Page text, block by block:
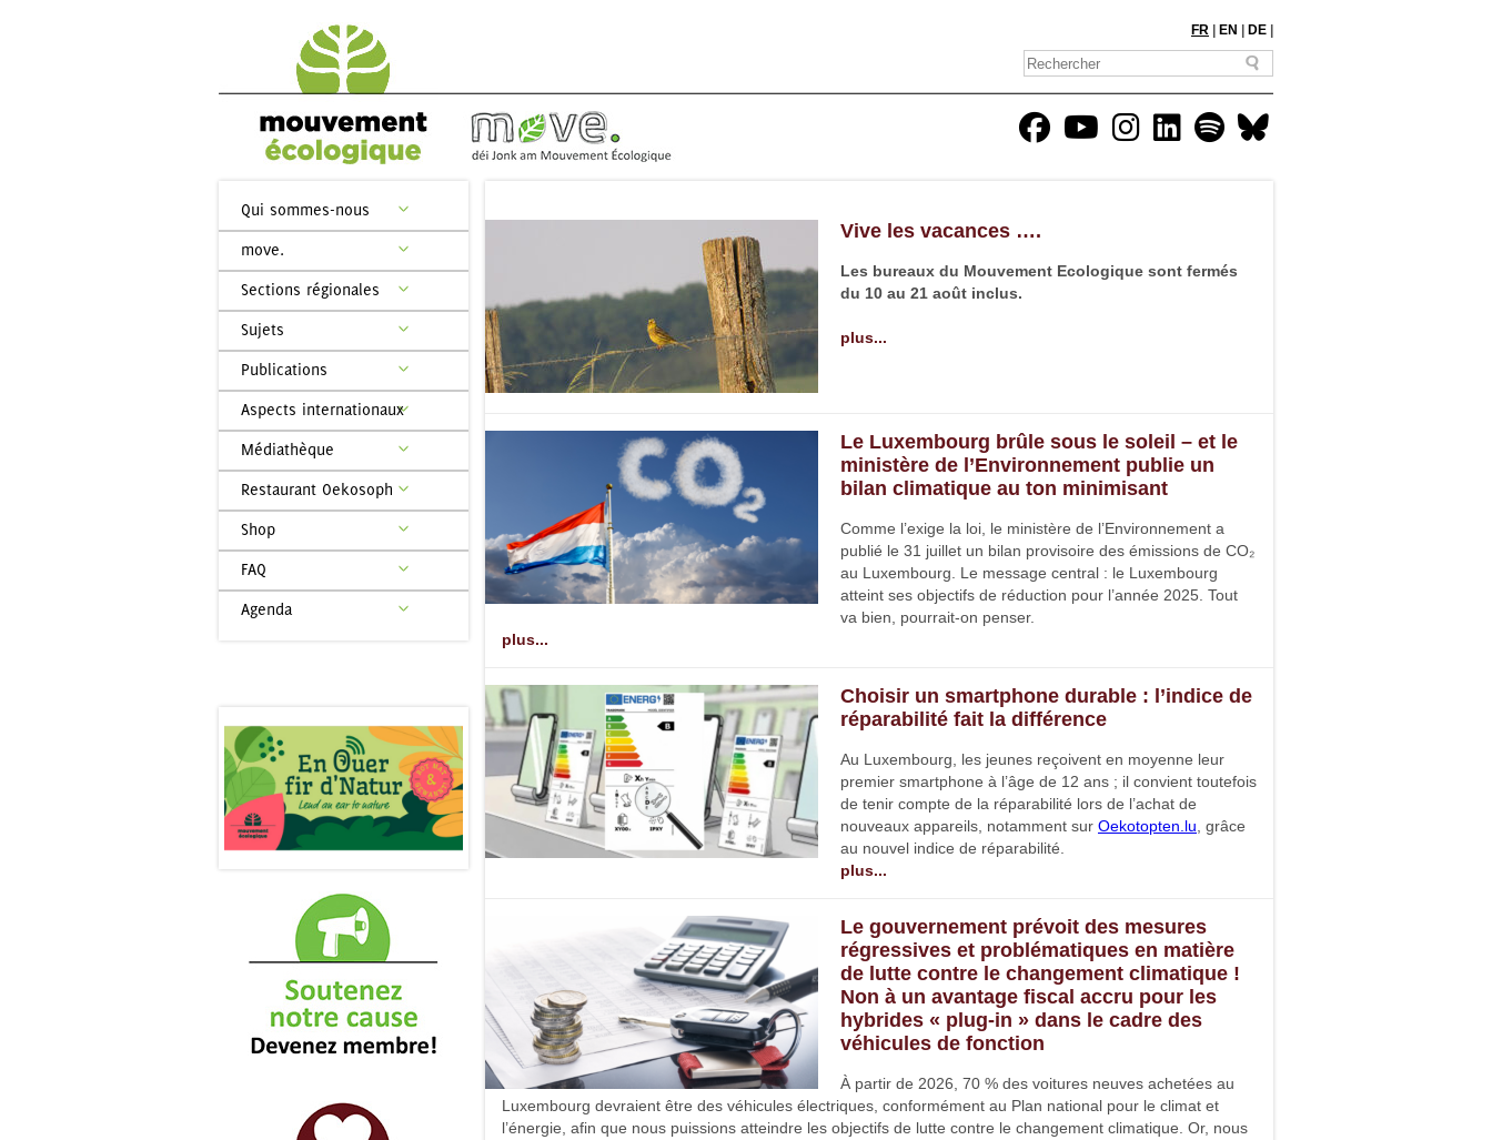
FR EN DE
Qui sommes-nous
move.
Sections régionales
Sujets
Publications
Aspects internationaux
Médiathèque
Restaurant Oekosoph
Shop
FAQ
Agenda
Vive les vacances ….
Les bureaux du Mouvement Ecologique sont fermés
du 10 au 21 août inclus.
plus...
Le Luxembourg brûle sous le soleil – et le
ministère de l’Environnement publie un
bilan climatique au ton minimisant
Comme l’exige la loi, le ministère de l’Environnement a
publié le 31 juillet un bilan provisoire des émissions de CO₂
au Luxembourg. Le message central : le Luxembourg
atteint ses objectifs de réduction pour l’année 2025. Tout
va bien, pourrait-on penser.
plus...
Choisir un smartphone durable : l’indice de
réparabilité fait la différence
Au Luxembourg, les jeunes reçoivent en moyenne leur
premier smartphone à l’âge de 12 ans ; il convient toutefois
de tenir compte de la réparabilité lors de l’achat de
nouveaux appareils, notamment sur Oekotopten.lu , grâce
au nouvel indice de réparabilité.
plus...
Le gouvernement prévoit des mesures
régressives et problématiques en matière
de lutte contre le changement climatique !
Non à un avantage fiscal accru pour les
hybrides « plug-in » dans le cadre des
véhicules de fonction
À partir de 2026, 70 % des voitures neuves achetées au
Luxembourg devraient être des véhicules électriques, conformément au Plan national pour le climat et
l’énergie, afin que nous puissions atteindre les objectifs de lutte contre le changement climatique. Or, nous